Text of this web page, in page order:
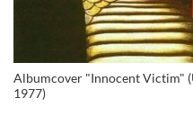
Albumcover "Innocent Victim"
1977)